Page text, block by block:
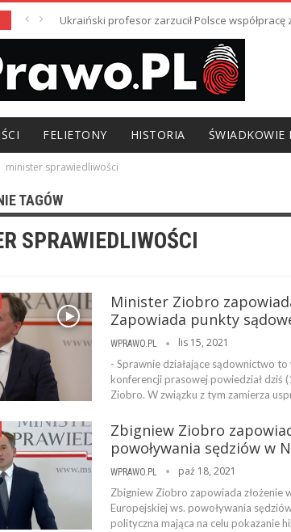
Ukraiński profesor zarzucił Polsce
FELIETONY HISTORIA ŚWIADKOWIE
minister sprawiedliwości
TAGÓW
SPRAWIEDLIWOŚCI
Minister Ziobro
Zapowiada punkty
WPRAWO.PL lis 15, 2021
- Sprawnie działające sądownictwo
konferencji prasowej powiedział
Ziobro. W związku z tym zamierza
Zbigniew Ziobro
powoływania sędziów w
WPRAWO.PL paź 18, 2021
Zbigniew Ziobro zapowiada złożenie
Europejskiej ws. powoływania
polityczna mająca na celu pokazanie